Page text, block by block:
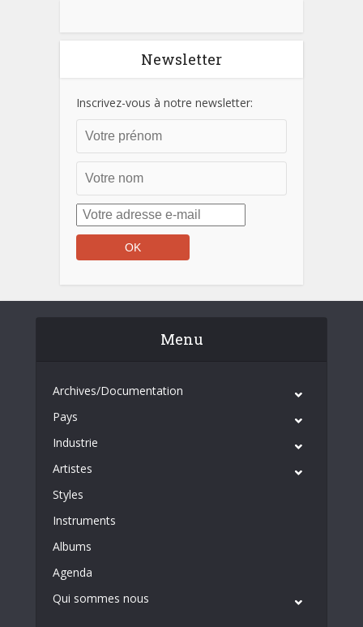
Newsletter
Inscrivez-vous à notre newsletter:
Menu
Archives/Documentation
Pays
Industrie
Artistes
Styles
Instruments
Albums
Agenda
Qui sommes nous